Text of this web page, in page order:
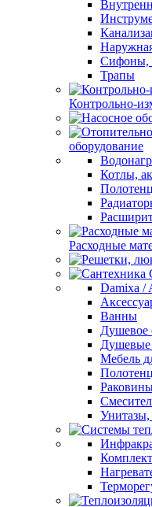
Сифоны,
Трапы
Контрольно-
оборудование
Котлы,
Расходные
Damixa /
Ванны
Душевое
Душевые
Мебель
Унитазы,